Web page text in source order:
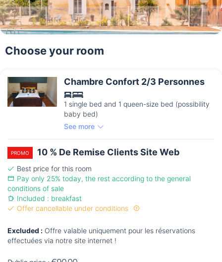
Choose your room
Chambre Confort 2/3 Personnes
1 single bed and 1 queen-size bed (possibility
baby bed)
See more
PROMO 10 % De Remise Clients Site Web
Best price for this room
Pay only 25% today, the rest according to the general
conditions of sale
Included : breakfast
Offer cancellable under conditions
Excluded : Offre valable uniquement pour les réservations
effectuées via notre site internet !